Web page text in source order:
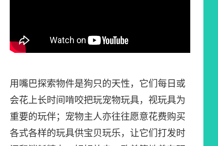
用嘴巴探索物件是狗只的天性，它们每日或
会花上长时间啃咬把玩宠物玩具，视玩具为
重要的玩伴；宠物主人亦往往愿意花费购买
各式各样的玩具供宝贝玩乐，让它们打发时